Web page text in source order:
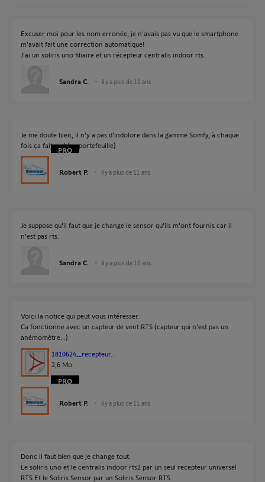
Excuser moi pour les nom erronée, je n'avais pas vu que le smartphone
m'avait fait une correction automatique!
J'ai un soliris uno filiaire et un récepteur centralis indoor rts.
Sandra C. il y a plus de 11 ans
Je me doute bien, il n'y a pas d'indolore dans la gamme Somfy, à chaque
fois ça fait mal (au portefeuille)
Robert P. il y a plus de 11 ans
Je suppose qu'il faut que je change le sensor qu'ils m'ont fournis car il
n'est pas rts.
Sandra C. il y a plus de 11 ans
Voici la notice qui peut vous intéresser.
Ca fonctionne avec un capteur de vent RTS (capteur qui n'est pas un
anémomètre...)
1810624_recepteur...
2,6 Mo
Robert P. il y a plus de 11 ans
Donc il faut bien que je change tout.
Le soliris uno et le centralis indoor rts2 par un seul recepteur universel
RTS Et le Soliris Sensor par un Soliris Sensor RTS.